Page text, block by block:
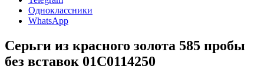
Одноклассники
WhatsApp
Серьги из красного золота 585 пробы
без вставок 01С0114250